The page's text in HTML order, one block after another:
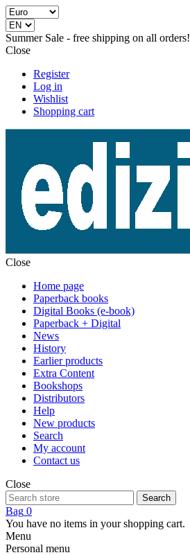
Summer Sale - free shipping on all orders!
Close
Register
Log in
Wishlist
Shopping cart
Close
Home page
Paperback books
Digital Books (e-book)
Paperback + Digital
News
History
Earlier products
Extra Content
Bookshops
Distributors
Help
New products
Search
My account
Contact us
Close
Search
Bag 0
You have no items in your shopping cart.
Menu
Personal menu